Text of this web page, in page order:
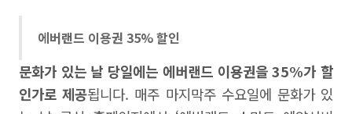
에버랜드 이용권 35% 할인
문화가 있는 날 당일에는 에버랜드 이용권을 35%가 할
인가로 제공됩니다. 매주 마지막주 수요일에 문화가 있